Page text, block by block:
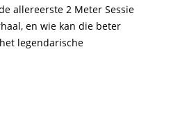
allereerste 2 Meter Sessie
en wie kan die beter
legendarische